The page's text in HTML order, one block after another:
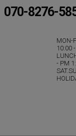
070-8276-
MON-
10:00
- PM